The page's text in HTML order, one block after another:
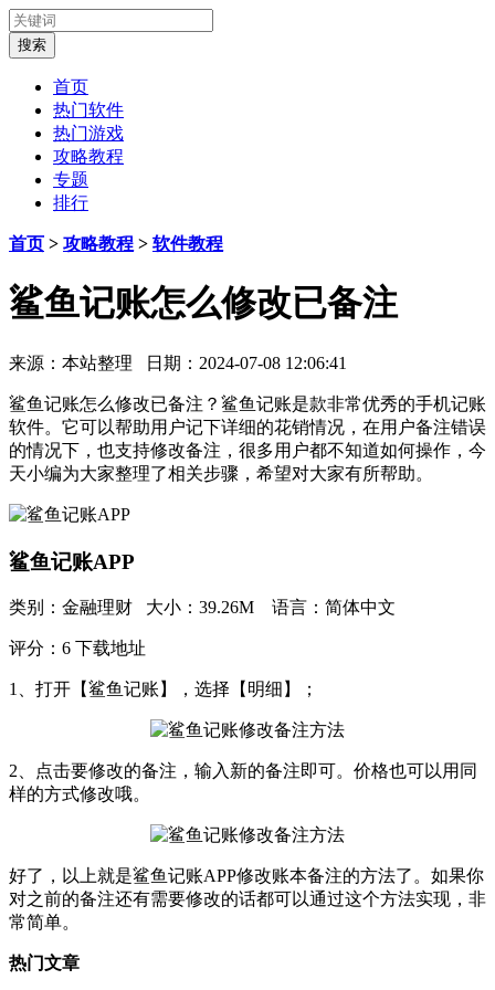
首页
热门软件
热门游戏
攻略教程
专题
排行
首页 > 攻略教程 > 软件教程
鲨鱼记账怎么修改已备注
来源：本站整理 日期：2024-07-08 12:06:41
鲨鱼记账怎么修改已备注？鲨鱼记账是款非常优秀的手机记账
软件。它可以帮助用户记下详细的花销情况，在用户备注错误
的情况下，也支持修改备注，很多用户都不知道如何操作，今
天小编为大家整理了相关步骤，希望对大家有所帮助。
鲨鱼记账APP
类别：金融理财 大小：39.26M 语言：简体中文
评分：6 下载地址
1、打开【鲨鱼记账】，选择【明细】；
2、点击要修改的备注，输入新的备注即可。价格也可以用同
样的方式修改哦。
好了，以上就是鲨鱼记账APP修改账本备注的方法了。如果你
对之前的备注还有需要修改的话都可以通过这个方法实现，非
常简单。
热门文章